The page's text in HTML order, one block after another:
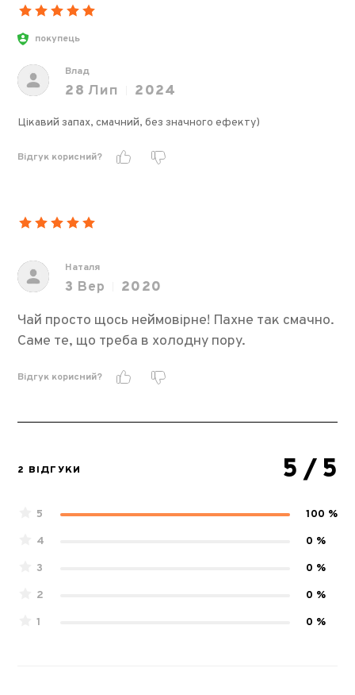
покупець
Влад
28 Лип 2024
Цікавий запах, смачний, без значного ефекту)
Відгук корисний?
Наталя
3 Вер
2020
Чай просто щось неймовірне! Пахне так смачно.
Саме те, що треба в холодну пору.
Відгук корисний?
2 ВІДГУКИ 5 / 5
5
100 %
4
0 %
3
0 %
2
0 %
1
0 %